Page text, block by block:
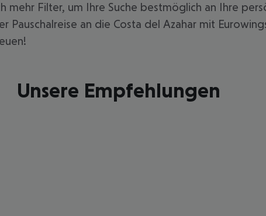
Filter, um Ihre Suche bestmöglich an Ihre
an die Costa del Azahar mit
Unsere Empfehlungen